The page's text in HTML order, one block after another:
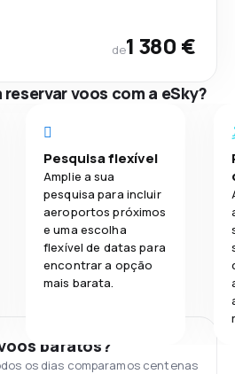
de1 380 €
reservar voos com a eSky?
Pesquisa flexível
Amplie a sua
pesquisa para incluir
aeroportos próximos
e uma escolha
flexível de datas para
encontrar a opção
mais barata.
baratos?
os dias comparamos centenas